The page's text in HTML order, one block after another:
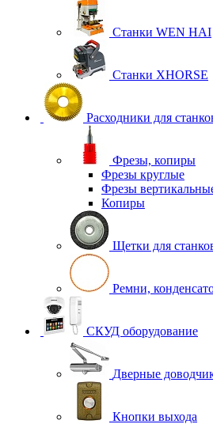
Станки WEN HAI
Станки XHORSE
Расходники для
Фрезы, копиры
Фрезы круглые
Фрезы
Копиры
Щетки для
Ремни,
СКУД оборудование
Дверные
Кнопки выхода